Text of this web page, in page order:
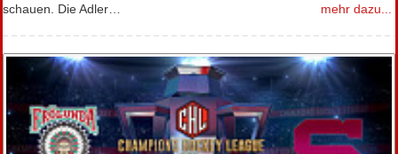
schauen. Die Adler…
mehr dazu...